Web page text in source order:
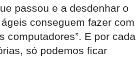
passou e a desdenhar o
conseguem fazer com
computadores”. E por cada
só podemos ficar